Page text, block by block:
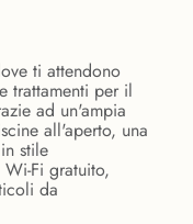
ti attendono
trattamenti per il
ad un'ampia
all'aperto, una
stile
Fi gratuito,
da